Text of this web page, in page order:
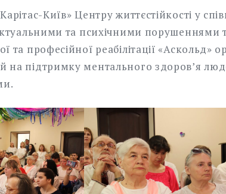
Київ» Центру життєстійкості у
та психічними порушеннями
та професійної реабілітації «Аскольд»
на підтримку ментального здоров’я